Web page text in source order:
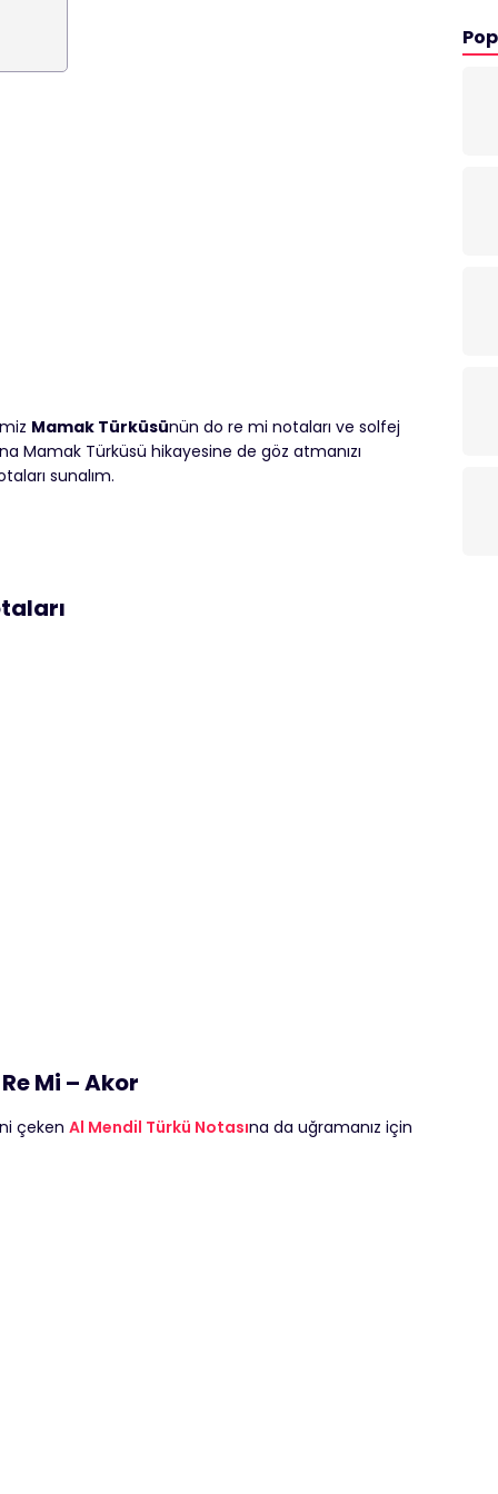
Mamak Türküsünün do re mi notaları ve solfej
Mamak Türküsü hikayesine de göz atmanızı
sunalım.
Mi – Akor
çeken Al Mendil Türkü Notasına da uğramanız için